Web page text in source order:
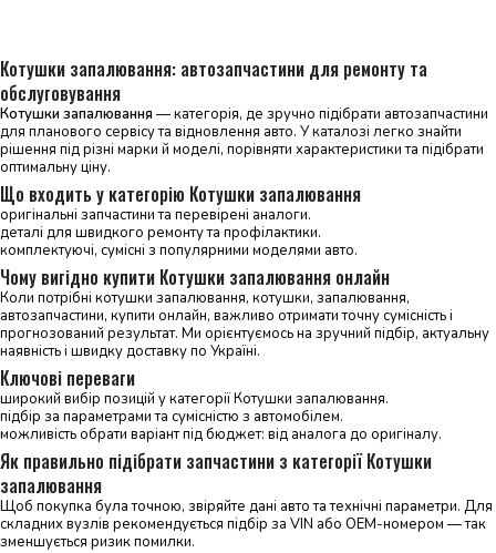
Котушки запалювання: автозапчастини для ремонту та
обслуговування
Котушки запалювання — категорія, де зручно підібрати автозапчастини
для планового сервісу та відновлення авто. У каталозі легко знайти
рішення під різні марки й моделі, порівняти характеристики та підібрати
оптимальну ціну.
Що входить у категорію Котушки запалювання
оригінальні запчастини та перевірені аналоги.
деталі для швидкого ремонту та профілактики.
комплектуючі, сумісні з популярними моделями авто.
Чому вигідно купити Котушки запалювання онлайн
Коли потрібні котушки запалювання, котушки, запалювання,
автозапчастини, купити онлайн, важливо отримати точну сумісність і
прогнозований результат. Ми орієнтуємось на зручний підбір, актуальну
наявність і швидку доставку по Україні.
Ключові переваги
широкий вибір позицій у категорії Котушки запалювання.
підбір за параметрами та сумісністю з автомобілем.
можливість обрати варіант під бюджет: від аналога до оригіналу.
Як правильно підібрати запчастини з категорії Котушки
запалювання
Щоб покупка була точною, звіряйте дані авто та технічні параметри. Для
складних вузлів рекомендується підбір за VIN або OEM-номером — так
зменшується ризик помилки.